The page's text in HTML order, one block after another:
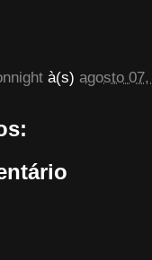
à(s) agosto